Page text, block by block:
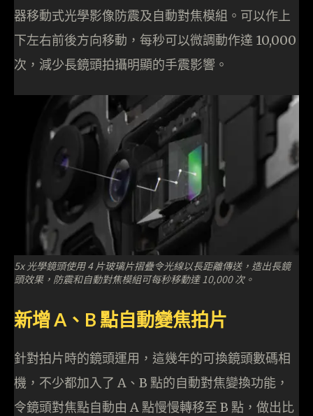
器移動式光學影像防震及自動對焦模組。可以作上
下左右前後方向移動，每秒可以微調動作達 10,000
次，減少長鏡頭拍攝明顯的手震影響。
5x 光學鏡頭使用 4 片玻璃片摺疊令光線以長距離傳送，造出長鏡
頭效果，防震和自動對焦模組可每秒移動達 10,000 次。
新增 A、B 點自動變焦拍片
針對拍片時的鏡頭運用，這幾年的可換鏡頭數碼相
機，不少都加入了 A、B 點的自動對焦變換功能，
令鏡頭對焦點自動由 A 點慢慢轉移至 B 點，做出比